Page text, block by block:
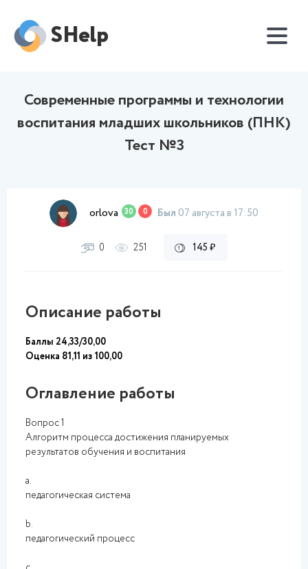
SHelp
Современные программы и технологии
воспитания младших школьников (ПНК)
Тест №3
orlova 30 0 Был 07 августа в 17:50
0 251 145 ₽
Описание работы
Баллы 24,33/30,00
Оценка 81,11 из 100,00
Оглавление работы
Вопрос 1
Алгоритм процесса достижения планируемых
результатов обучения и воспитания
a.
педагогическая система
b.
педагогический процесс